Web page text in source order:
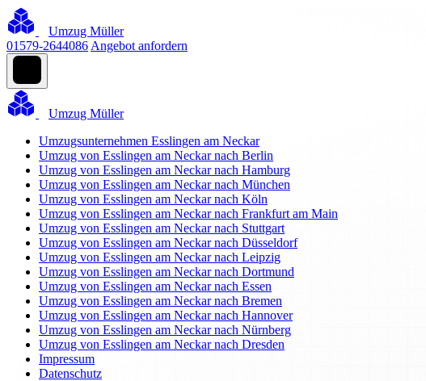
Umzug Müller
01579-2644086 Angebot anfordern
Umzug Müller
Umzugsunternehmen Esslingen am Neckar
Umzug von Esslingen am Neckar nach Berlin
Umzug von Esslingen am Neckar nach Hamburg
Umzug von Esslingen am Neckar nach München
Umzug von Esslingen am Neckar nach Köln
Umzug von Esslingen am Neckar nach Frankfurt am Main
Umzug von Esslingen am Neckar nach Stuttgart
Umzug von Esslingen am Neckar nach Düsseldorf
Umzug von Esslingen am Neckar nach Leipzig
Umzug von Esslingen am Neckar nach Dortmund
Umzug von Esslingen am Neckar nach Essen
Umzug von Esslingen am Neckar nach Bremen
Umzug von Esslingen am Neckar nach Hannover
Umzug von Esslingen am Neckar nach Nürnberg
Umzug von Esslingen am Neckar nach Dresden
Impressum
Datenschutz